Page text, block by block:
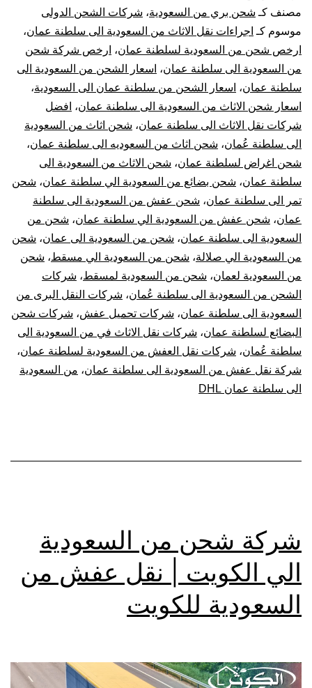
السعودية
الي
سلطنة
عمان
|
نقل
عفش
من
السعودية
لسلطنة
عمان
مصنف كـ شحن بري من السعودية، شركات الشحن الدولى
موسوم كـ اجراءات نقل الاثاث من السعودية الى سلطنة عمان،
ارخص شحن من السعودية لسلطنة عمان، ارخص شركة شحن
من السعودية الى سلطنة عمان، اسعار الشحن من السعودية الى
سلطنة عمان، اسعار الشحن من سلطنة عمان الى السعودية،
اسعار شحن الاثاث من السعودية الى سلطنة عمان، افضل
شركات نقل الاثاث الى سلطنة عمان، شحن اثاث من السعودية
الى سلطنة عُمان، شحن اثاث من السعوديه الى سلطنة عمان،
شحن اغراض لسلطنة عمان، شحن الاثاث من السعودية الى
سلطنة عمان، شحن بضائع من السعودية الي سلطنة عمان، شحن
تمر الى سلطنة عمان، شحن عفش من السعودية الى سلطنة
عمان، شحن عفش من السعودية الي سلطنة عمان، شحن من
السعودية الى سلطنة عمان، شحن من السعودية الى عمان، شحن
من السعودية الي صلالة، شحن من السعودية الي مسقط، شحن
من السعودية لعمان، شحن من السعودية لمسقط، شركات
الشحن من السعودية الى سلطنة عُمان، شركات النقل البرى من
السعودية الى سلطنة عمان، شركات تحميل عفش، شركات شحن
البضائع لسلطنة عمان، شركات نقل الاثاث في من السعودية الى
سلطنة عُمان، شركات نقل العفش من السعودية لسلطنة عمان،
شركة نقل عفش من السعودية الى سلطنة عمان، من السعودية
الى سلطنة عمان DHL
شركة شحن من السعودية
الي الكويت | نقل عفش من
السعودية للكويت